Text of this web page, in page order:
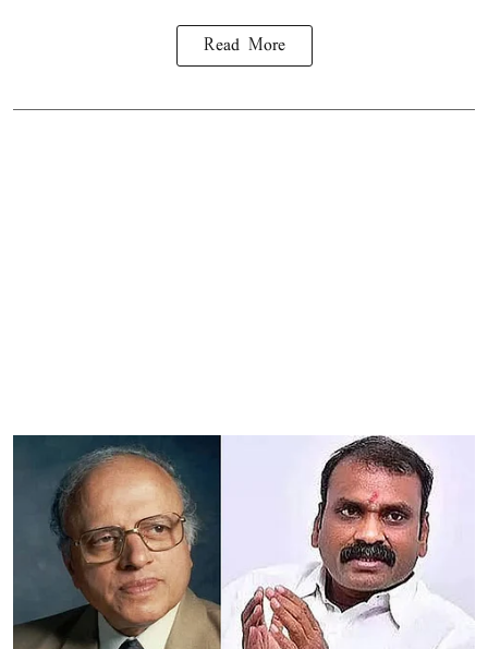
Read More